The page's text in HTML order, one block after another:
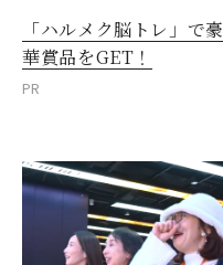
「ハルメク脳トレ」で豪
華賞品をGET！
PR